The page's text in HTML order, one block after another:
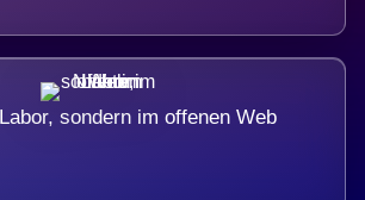
sondern im offenen Web